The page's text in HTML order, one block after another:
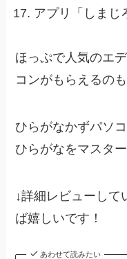
アプリ「しまじ
ほっぷで人気のエ
コンがもらえるの
ひらがなかずパソ
ひらがなをマスター
↓詳細レビューして
ば嬉しいです！
あわせて読みたい